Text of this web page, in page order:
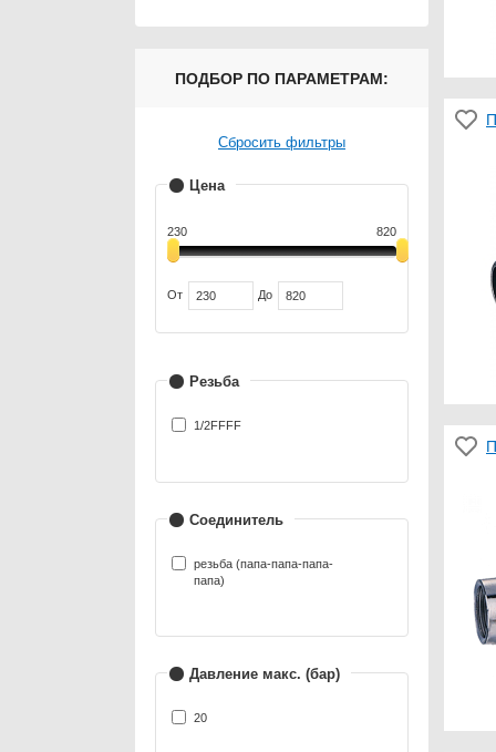
ПОДБОР ПО ПАРАМЕТРАМ:
Сбросить фильтры
Цена
230 820
От До
Резьба
1/2FFFF
Соединитель
резьба (папа-папа-папа-
папа)
Давление макс. (бар)
20